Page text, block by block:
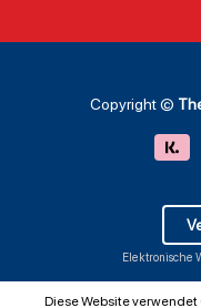
Copyright ©
Elektronische
Diese Website